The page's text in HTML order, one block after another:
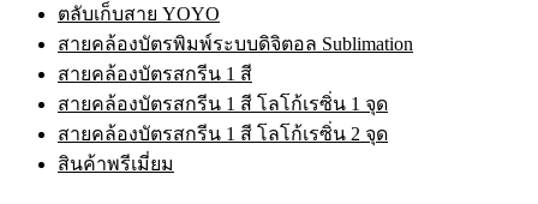
ตลับเก็บสาย YOYO
สายคล้องบัตรพิมพ์ระบบดิจิตอล Sublimation
สายคล้องบัตรสกรีน 1 สี
สายคล้องบัตรสกรีน 1 สี โลโก้เรซิ่น 1 จุด
สายคล้องบัตรสกรีน 1 สี โลโก้เรซิ่น 2 จุด
สินค้าพรีเมี่ยม